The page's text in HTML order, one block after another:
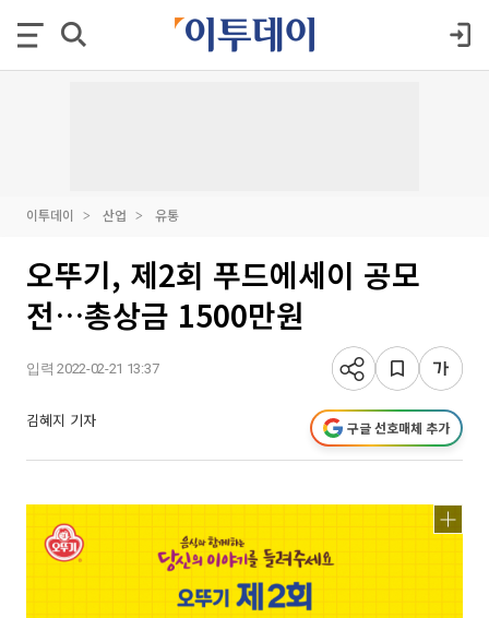
이투데이 산업 유통
오뚜기, 제2회 푸드에세이 공모
전…총상금 1500만원
입력 2022-02-21 13:37
김혜지 기자 구글 선호매체 추가